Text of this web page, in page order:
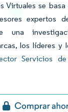
Virtuales se
expertos
una
los líderes y
Servicios